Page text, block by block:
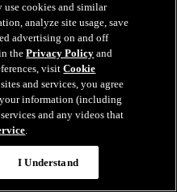
häkkiin Crosbyn tarjoilusta
use cookies and similar
analyze site usage, save
advertising on and off
thePrivacy Policy and
visitCookie
and services, you agree
information (including
and any videos that
.
I Understand